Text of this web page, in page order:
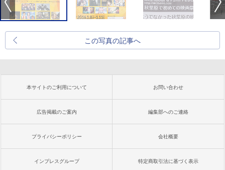
この写真の記事へ
本サイトのご利用について お問い合わせ
広告掲載のご案内 編集部へのご連絡
プライバシーポリシー 会社概要
インプレスグループ 特定商取引法に基づく表示